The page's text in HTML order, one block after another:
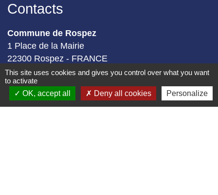
Contacts
Commune de Rospez
1 Place de la Mairie
22300 Rospez - FRANCE
+33 2 96 38 07 15
Formulaire de contact
This site uses cookies and gives you control over what you want
to activate
OK, accept all
Deny all cookies Personalize